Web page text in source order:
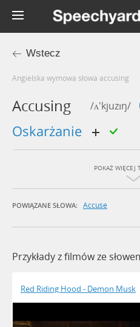
Wstecz
Angielska wymowa słowa accusing
Accusing /ʌ'kjuzɪŋ/
oskarżanie
POKAŻ WIĘCEJ
POWIĄZANE SŁOWA: Accuse
Przykłady z filmów ze
Red Riding Hood - Demon Musk